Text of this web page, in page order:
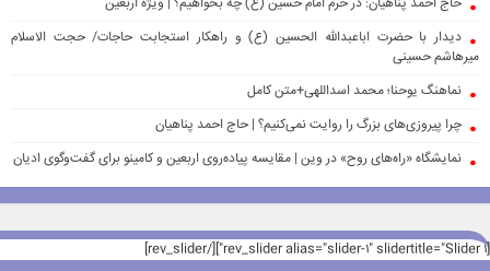
دیدار با حضرت اباعبدالله الحسین (ع) و راهکار استجابت حاجات/ حجت الاسلام
میرهاشم حسینی
نماهنگ یوحنا؛ محمد اسداللهی+متن کامل
چرا پیروزی‌های بزرگ را روایت نمی‌کنیم؟ | حاج احمد پناهیان
نمایشگاه «راه‌های روح» در وین | مقایسه پیاده‌روی اربعین و کامینو برای گفت‌وگوی ادیان
[rev_slider alias="slider-1" slidertitle="Slider 1"][/rev_slider]